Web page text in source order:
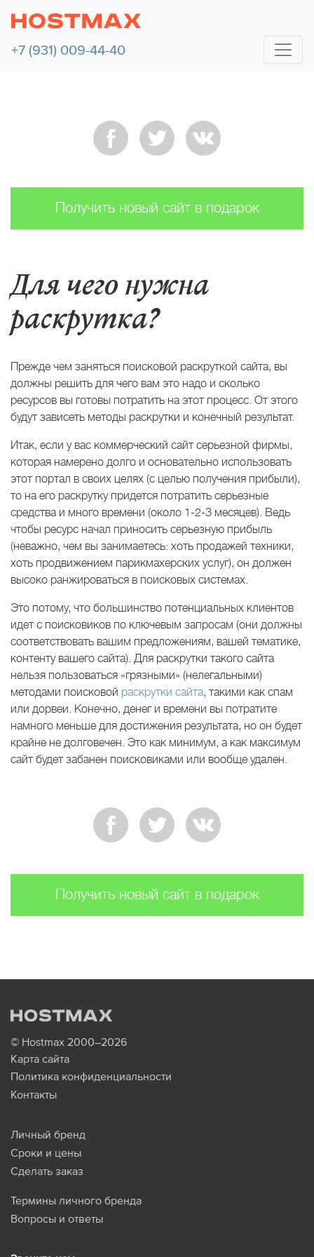
+7 (931) 009-44-40
Получить новый сайт в подарок
Для чего нужна
раскрутка?
Прежде чем заняться поисковой раскруткой сайта, вы
должны решить для чего вам это надо и сколько
ресурсов вы готовы потратить на этот процесс. От этого
будут зависеть методы раскрутки и конечный результат.
Итак, если у вас коммерческий сайт серьезной фирмы,
которая намерено долго и основательно использовать
этот портал в своих целях (с целью получения прибыли),
то на его раскрутку придется потратить серьезные
средства и много времени (около 1-2-3 месяцев). Ведь
чтобы ресурс начал приносить серьезную прибыль
(неважно, чем вы занимаетесь: хоть продажей техники,
хоть продвижением парикмахерских услуг), он должен
высоко ранжироваться в поисковых системах.
Это потому, что большинство потенциальных клиентов
идет с поисковиков по ключевым запросам (они должны
соответствовать вашим предложениям, вашей тематике,
контенту вашего сайта). Для раскрутки такого сайта
нельзя пользоваться «грязными» (нелегальными)
методами поисковой раскрутки сайта, такими как спам
или дорвеи. Конечно, денег и времени вы потратите
намного меньше для достижения результата, но он будет
крайне не долговечен. Это как минимум, а как максимум
сайт будет забанен поисковиками или вообще удален.
Получить новый сайт в подарок
© Hostmax 2000–2026
Карта сайта
Политика конфиденциальности
Контакты
Личный бренд
Сроки и цены
Сделать заказ
Термины личного бренда
Вопросы и ответы